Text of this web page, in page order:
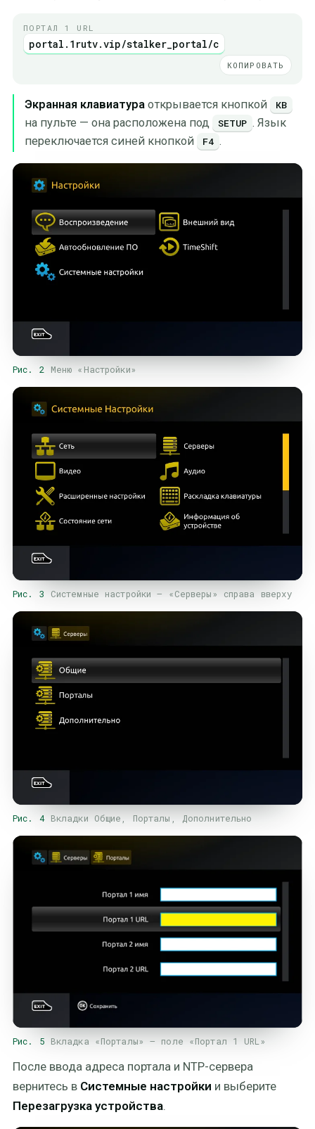
ПОРТАЛ 1 URL
portal.1rutv.vip/stalker_portal/c
КОПИРОВАТЬ
Экранная клавиатура открывается кнопкой КВ
на пульте — она расположена под SETUP . Язык
переключается синей кнопкой
F4 .
Рис. 2 Меню «Настройки»
Рис. 3 Системные настройки — «Серверы» справа вверху
Рис. 4 Вкладки Общие, Порталы, Дополнительно
Рис. 5 Вкладка «Порталы» — поле «Портал 1 URL»
После ввода адреса портала и NTP-сервера
вернитесь в Системные настройки и выберите
Перезагрузка устройства.